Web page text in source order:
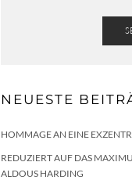
NEUESTE
HOMMAGE AN EINE
REDUZIERT AUF DAS
ALDOUS HARDING